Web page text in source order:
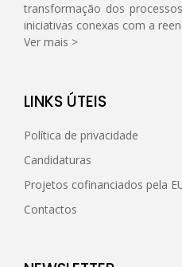
transformação dos
iniciativas conexas com a
Ver mais >
LINKS ÚTEIS
Política de privacidade
Candidaturas
Projetos cofinanciados pela
Contactos